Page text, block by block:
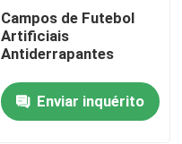
Campos de Futebol
Artificiais
Antiderrapantes
Enviar inquérito